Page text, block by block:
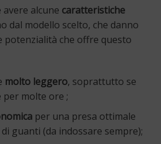
avere alcune caratteristiche
dal modello scelto, che danno
potenzialità che offre questo
molto leggero, soprattutto se
per molte ore ;
per una presa ottimale
guanti (da indossare sempre);